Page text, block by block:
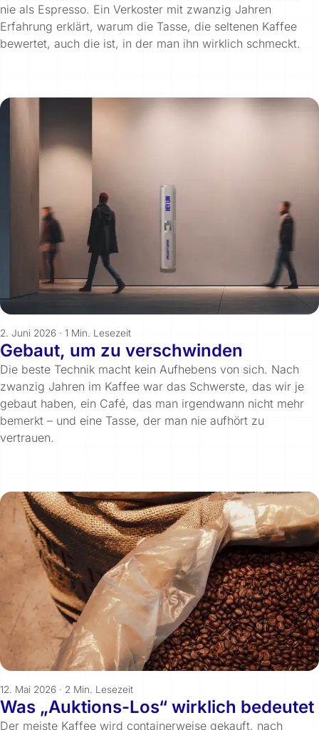
nie als Espresso. Ein Verkoster mit zwanzig Jahren
Erfahrung erklärt, warum die Tasse, die seltenen Kaffee
bewertet, auch die ist, in der man ihn wirklich schmeckt.
2. Juni 2026 · 1 Min. Lesezeit
Gebaut, um zu verschwinden
Die beste Technik macht kein Aufhebens von sich. Nach
zwanzig Jahren im Kaffee war das Schwerste, das wir je
gebaut haben, ein Café, das man irgendwann nicht mehr
bemerkt – und eine Tasse, der man nie aufhört zu
vertrauen.
12. Mai 2026 · 2 Min. Lesezeit
Was „Auktions-Los“ wirklich bedeutet
Der meiste Kaffee wird containerweise gekauft, nach